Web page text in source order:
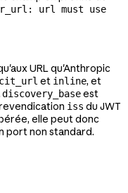
url must use
URL qu'Anthropic
et inline, et
est
iss du JWT
elle peut donc
port non standard.